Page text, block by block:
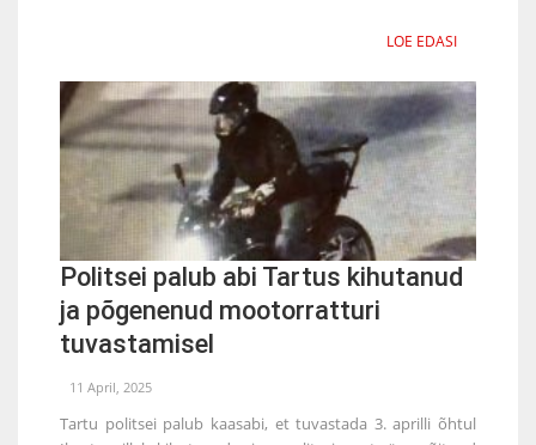
LOE EDASI
Politsei palub abi Tartus kihutanud
ja põgenenud mootorratturi
tuvastamisel
11 April, 2025
Tartu politsei palub kaasabi, et tuvastada 3. aprilli õhtul